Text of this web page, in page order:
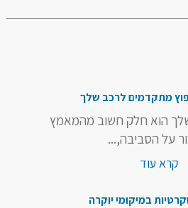
מתקדמים לרכב שלך
הוא חלק חשוב מהמאמץ
על הסביבה,...
קרא עוד
במיקומי יוקרה